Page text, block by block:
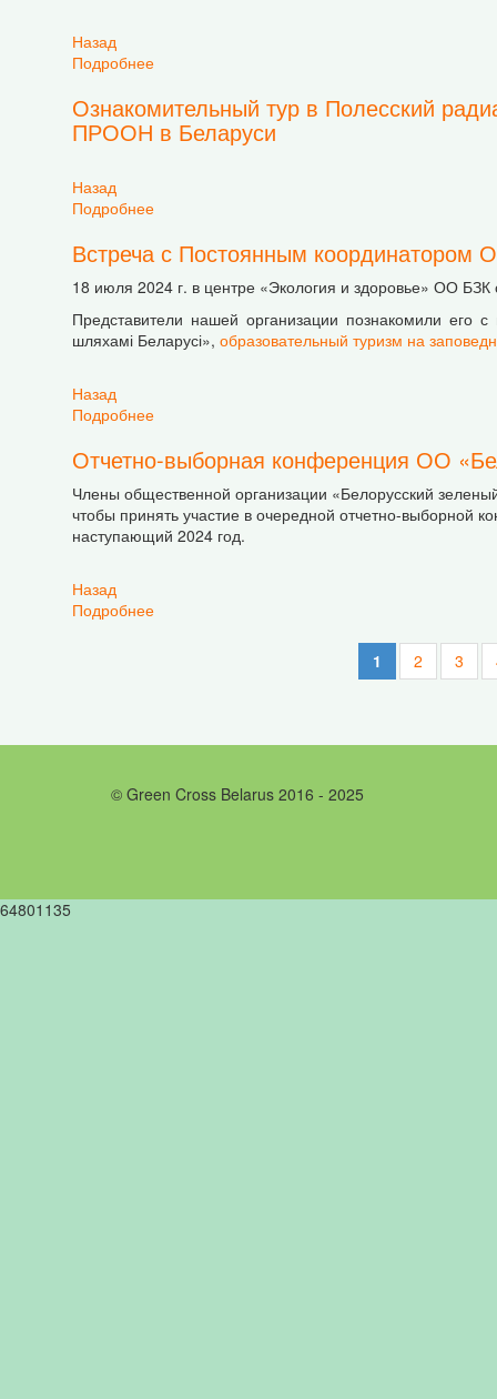
Назад
Подробнее
Ознакомительный тур в Полесский
ПРООН в Беларуси
Назад
Подробнее
Встреча с Постоянным координатором
18 июля 2024 г. в центре «Экология и здоровье» ОО
Представители нашей организации познакомили
шляхамі Беларусі», образовательный туризм на
Назад
Подробнее
Отчетно-выборная конференция ОО
Члены общественной организации «Белорусский
чтобы принять участие в очередной отчетно-выборной
наступающий 2024 год.
Назад
Подробнее
1 2 3
© Green Cross Belarus 2016 - 2025
64801135